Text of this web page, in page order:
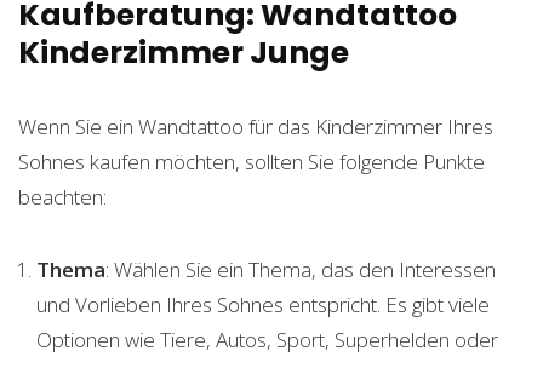
Kaufberatung: Wandtattoo
Kinderzimmer Junge
Wenn Sie ein Wandtattoo für das Kinderzimmer Ihres
Sohnes kaufen möchten, sollten Sie folgende Punkte
beachten:
Thema: Wählen Sie ein Thema, das den Interessen
und Vorlieben Ihres Sohnes entspricht. Es gibt viele
Optionen wie Tiere, Autos, Sport, Superhelden oder